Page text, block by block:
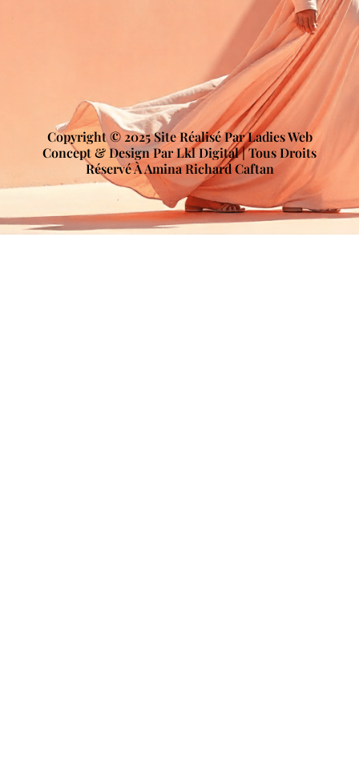
Copyright © 2025 Site Réalisé Par Ladies Web
Concept & Design Par Lkl Digital | Tous Droits
Réservé À Amina Richard Caftan